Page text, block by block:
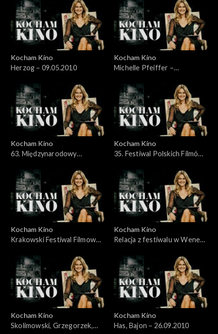
Kocham Kino
Herzog – 09.05.2010
Kocham Kino
Michelle Pfeiffer –
Kocham Kino
63. Międzynarodowy
2010 - 23.05.2010
Kocham Kino
35. Festiwal Polskich Filmów
Kocham Kino
Krakowski Festiwal Filmowy
Kocham Kino
Relacja z festiwalu w Wenecji
Kocham Kino
Skolimowski, Grzegorzek,
Kocham Kino
Has, Bajon – 26.09.2010